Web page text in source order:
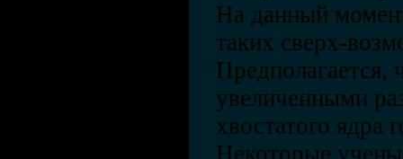
На данный
таких сверх-
Предполагается,
увеличенными
хвостатого ядра
Некоторые